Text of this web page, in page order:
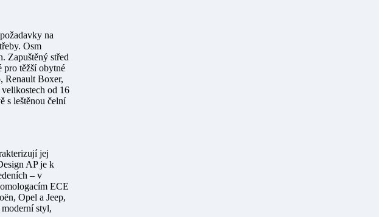
na
Osm
Zapuštěný střed
pro těžší obytné
Renault Boxer,
od 16
s leštěnou čelní
jej
AP je k
– v
ECE
Opel a Jeep,
styl,